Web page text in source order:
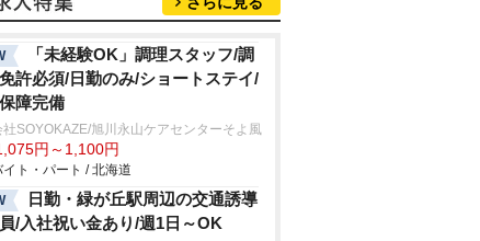
「未経験OK」調理スタッフ/調
許必須/日勤のみ/ショートステイ/
障完備
社SOYOKAZE/旭川永山ケアセンターそよ風
円～1,100円
イト・パート / 北海道
日勤・緑が丘駅周辺の交通誘導
/入社祝い金あり/週1日～OK